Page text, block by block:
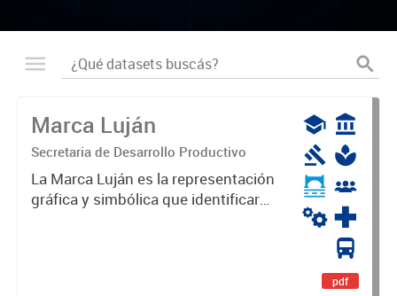
Marca Luján
Secretaria de Desarrollo Productivo
La Marca Luján es la representación
gráfica y simbólica que identificará
pdf